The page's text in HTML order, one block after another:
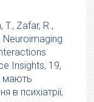
T., Zafar, R.,
Neuroimaging
Insights, 19,
мають
в психіатрії,